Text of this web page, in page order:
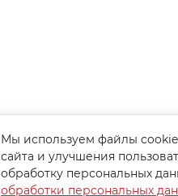
Мы используем файлы
сайта и улучшения
обработку персональных
обработки персональных